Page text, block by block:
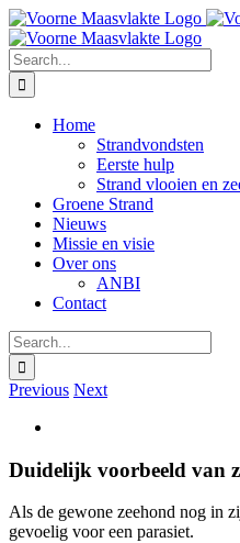
Skip
to
content
Facebook
Instagram
Search
for:
Home
Strandvondsten
Eerste hulp
Strand vlooien en
Groene Strand
Nieuws
Missie en visie
Over ons
ANBI
Contact
Search
for:
Previous Next
Image
Duidelijk voorbeeld van
Als de gewone zeehond nog in
gevoelig voor een parasiet.